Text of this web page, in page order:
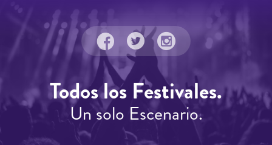
Todos los Festivales.
Un solo Escenario.